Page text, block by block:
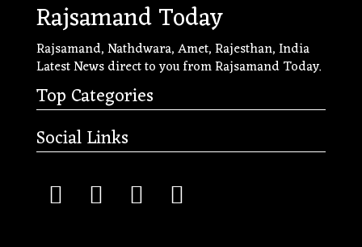
Rajsamand Today
Rajsamand, Nathdwara, Amet, Rajesthan, India
Latest News direct to you from Rajsamand Today.
Top Categories
Social Links